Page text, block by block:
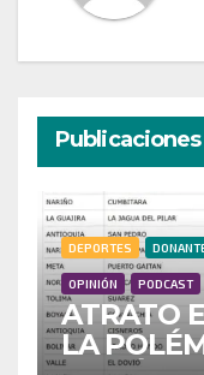
DEPORTES
OPINIÓN PODCAST
ATRATO
LA